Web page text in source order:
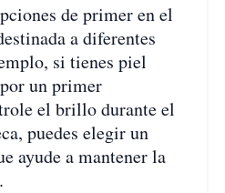
de primer en el
a diferentes
si tienes piel
un primer
el brillo durante el
puedes elegir un
ayude a mantener la